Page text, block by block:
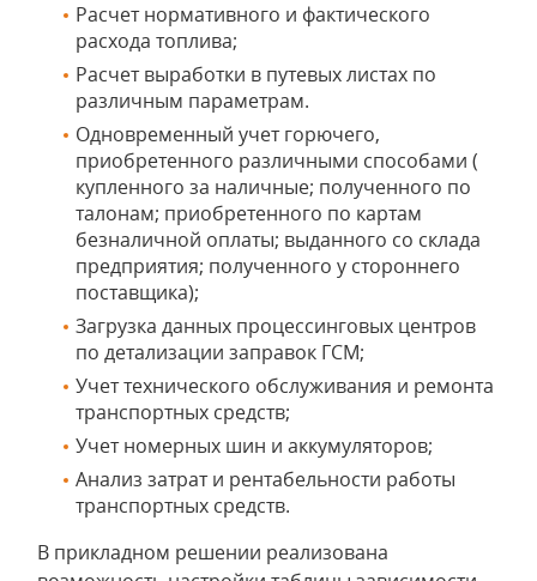
Расчет нормативного и фактического
расхода топлива;
Расчет выработки в путевых листах по
различным параметрам.
Одновременный учет горючего,
приобретенного различными способами (
купленного за наличные; полученного по
талонам; приобретенного по картам
безналичной оплаты; выданного со склада
предприятия; полученного у стороннего
поставщика);
Загрузка данных процессинговых центров
по детализации заправок ГСМ;
Учет технического обслуживания и ремонта
транспортных средств;
Учет номерных шин и аккумуляторов;
Анализ затрат и рентабельности работы
транспортных средств.
В прикладном решении реализована